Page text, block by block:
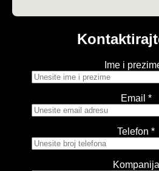
Ime i
Email *
Telefon *
Kompanija